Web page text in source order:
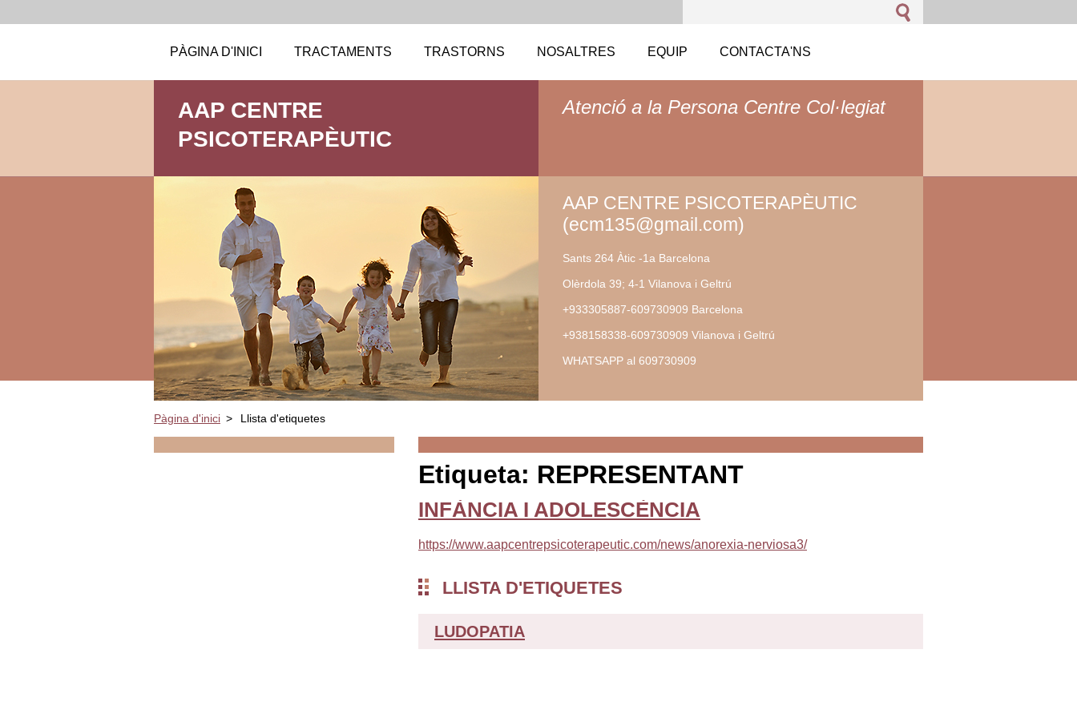
PÀGINA D'INICI TRACTAMENTS TRASTORNS NOSALTRES EQUIP CONTACTA'NS
AAP CENTRE
PSICOTERAPÈUTIC
Atenció a la Persona Centre Col·legiat
AAP CENTRE PSICOTERAPÈUTIC
(ecm135@gmail.com)
Sants 264 Àtic -1a Barcelona
Olèrdola 39; 4-1 Vilanova i Geltrú
+933305887-609730909 Barcelona
+938158338-609730909 Vilanova i Geltrú
WHATSAPP al 609730909
Pàgina d'inici > Llista d'etiquetes
Etiqueta: REPRESENTANT
INFÀNCIA I ADOLESCÈNCIA
https://www.aapcentrepsicoterapeutic.com/news/anorexia-nerviosa3/
LLISTA D'ETIQUETES
LUDOPATIA